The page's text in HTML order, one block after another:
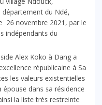
du Ndé,
26 novembre 2021, par le
indépendants du
Alex Koko à Dang a
républicaine à Sa
les valeurs existentielles
épouse dans sa résidence
la liste très restreinte